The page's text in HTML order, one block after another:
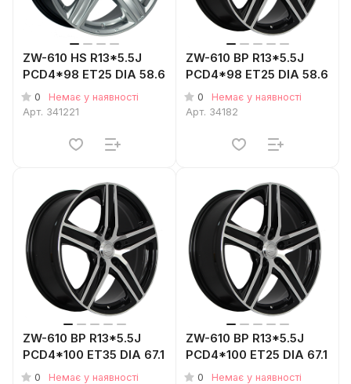
ZW-610 HS R13*5.5J
PCD4*98 ET25 DIA 58.6
0
Немає у наявності
Арт. 341221
ZW-610 BP R13*5.5J
PCD4*98 ET25 DIA 58.6
0
Немає у наявності
Арт. 34182
ZW-610 BP R13*5.5J
PCD4*100 ET35 DIA 67.1
0
Немає у наявності
ZW-610 BP R13*5.5J
PCD4*100 ET25 DIA 67.1
0
Немає у наявності